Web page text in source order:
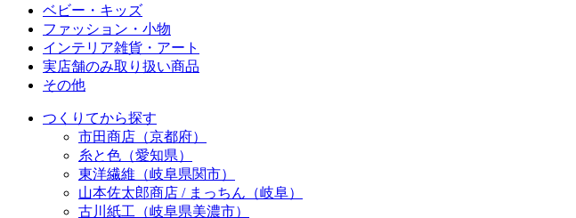
ベビー・キッズ
ファッション・小物
インテリア雑貨・アート
実店舗のみ取り扱い商品
その他
つくりてから探す
市田商店（京都府）
糸と色（愛知県）
東洋繊維（岐阜県関市）
山本佐太郎商店 / まっちん（岐阜）
古川紙工（岐阜県美濃市）